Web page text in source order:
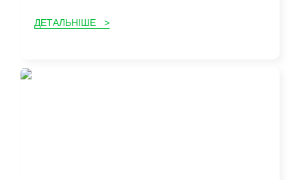
ДЕТАЛЬНІШЕ >